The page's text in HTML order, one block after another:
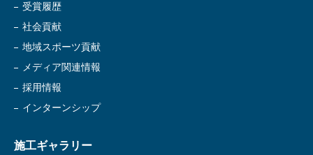
受賞履歴
社会貢献
地域スポーツ貢献
メディア関連情報
採用情報
インターンシップ
施工ギャラリー